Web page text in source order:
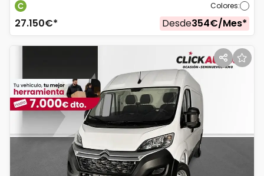
Colores:
27.150€* Desde354€/Mes*